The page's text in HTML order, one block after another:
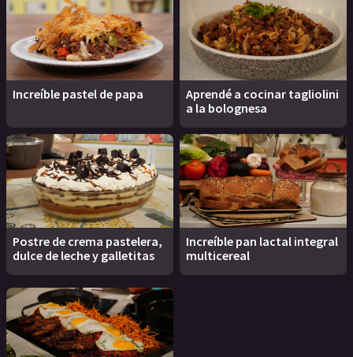
Increíble pastel de papa
Aprendé a cocinar tagliolini
a la bolognesa
Postre de crema pastelera,
dulce de leche y galletitas
Increíble pan lactal integral
multicereal